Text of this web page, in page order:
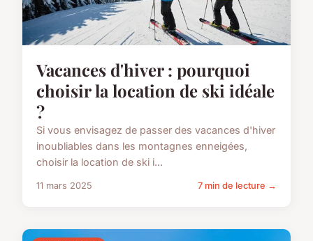
Vacances d'hiver : pourquoi
choisir la location de ski idéale
?
Si vous envisagez de passer des vacances d'hiver
inoubliables dans les montagnes enneigées,
choisir la location de ski i...
11 mars 2025 7 min de lecture →